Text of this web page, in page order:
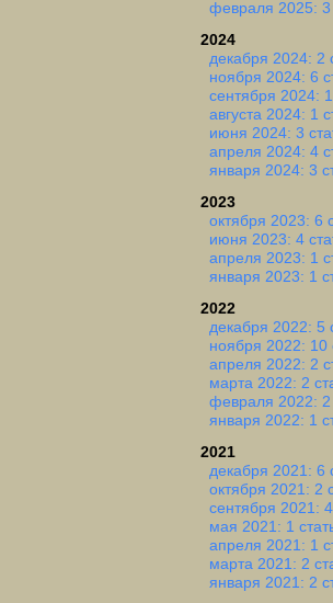
февраля 2025: 3
2024
декабря 2024: 2
ноября 2024: 6
сентября 2024:
августа 2024: 1
июня 2024: 3
апреля 2024: 4
января 2024: 3
2023
октября 2023: 6
июня 2023: 4
апреля 2023: 1
января 2023: 1
2022
декабря 2022: 5
ноября 2022: 10
апреля 2022: 2
марта 2022: 2
февраля 2022: 2
января 2022: 1
2021
декабря 2021: 6
октября 2021: 2
сентября 2021:
мая 2021: 1
апреля 2021: 1
марта 2021: 2
января 2021: 2